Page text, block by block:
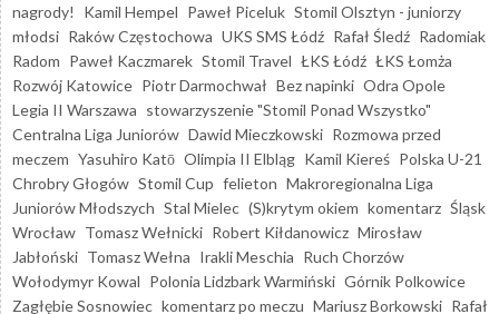
nagrody!
Kamil Hempel Paweł Piceluk Stomil Olsztyn - juniorzy
młodsi Raków Częstochowa UKS SMS Łódź Rafał Śledź Radomiak
Radom Paweł Kaczmarek Stomil Travel ŁKS Łódź ŁKS Łomża
Rozwój Katowice Piotr Darmochwał Bez napinki Odra Opole
Legia II Warszawa stowarzyszenie "Stomil Ponad Wszystko"
Centralna Liga Juniorów Dawid Mieczkowski Rozmowa przed
meczem Yasuhiro Katō Olimpia II Elbląg Kamil Kiereś Polska U-21
Chrobry Głogów Stomil Cup felieton Makroregionalna Liga
Juniorów Młodszych Stal Mielec (S)krytym okiem komentarz Śląsk
Wrocław Tomasz Wełnicki Robert Kiłdanowicz Mirosław
Jabłoński Tomasz Wełna Irakli Meschia Ruch Chorzów
Wołodymyr Kowal Polonia Lidzbark Warmiński Górnik Polkowice
Zagłębie Sosnowiec komentarz po meczu Mariusz Borkowski Rafał